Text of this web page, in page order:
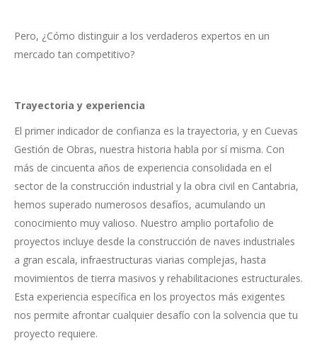
Pero, ¿Cómo distinguir a los verdaderos expertos en un
mercado tan competitivo?
Trayectoria y experiencia
El primer indicador de confianza es la trayectoria, y en Cuevas
Gestión de Obras, nuestra historia habla por sí misma. Con
más de cincuenta años de experiencia consolidada en el
sector de la construcción industrial y la obra civil en Cantabria,
hemos superado numerosos desafíos, acumulando un
conocimiento muy valioso. Nuestro amplio portafolio de
proyectos incluye desde la construcción de naves industriales
a gran escala, infraestructuras viarias complejas, hasta
movimientos de tierra masivos y rehabilitaciones estructurales.
Esta experiencia específica en los proyectos más exigentes
nos permite afrontar cualquier desafío con la solvencia que tu
proyecto requiere.